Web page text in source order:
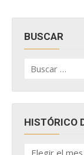
BUSCAR
por:
HISTÓRICO
HISTÓRICO